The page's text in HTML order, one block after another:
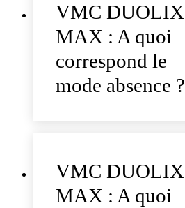
VMC DUOLIX
MAX : A quoi
correspond le
mode absence ?
VMC DUOLIX
MAX : A quoi